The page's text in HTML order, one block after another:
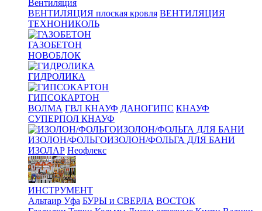
Вентиляция
ВЕНТИЛЯЦИЯ плоская кровля ВЕНТИЛЯЦИЯ
ТЕХНОНИКОЛЬ
ГАЗОБЕТОН
НОВОБЛОК
ГИДРОЛИКА
ГИПСОКАРТОН
ВОЛМА ГВЛ КНАУФ ДАНОГИПС КНАУФ
СУПЕРПОЛ КНАУФ
ИЗОЛОН/ФОЛЬГОИЗОЛОН/ФОЛЬГА ДЛЯ БАНИ
ИЗОЛАР Неофлекс
ИНСТРУМЕНТ
Альтаир Уфа БУРЫ и СВЕРЛА ВОСТОК